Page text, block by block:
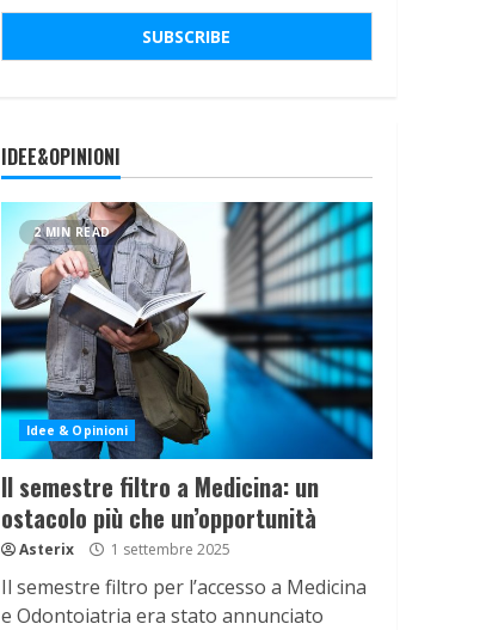
IDEE&OPINIONI
2 MIN READ
Idee & Opinioni
Il semestre filtro a Medicina: un
ostacolo più che un’opportunità
Asterix 1 settembre 2025
Il semestre filtro per l’accesso a Medicina
e Odontoiatria era stato annunciato